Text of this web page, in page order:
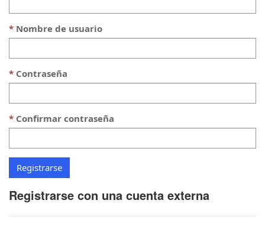
Nombre de usuario
Contraseña
Confirmar contraseña
Registrarse con una cuenta externa